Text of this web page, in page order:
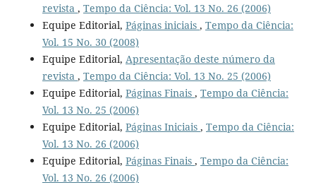
revista , Tempo da Ciência: Vol. 13 No. 26 (2006)
Equipe Editorial, Páginas iniciais , Tempo da Ciência:
Vol. 15 No. 30 (2008)
Equipe Editorial, Apresentação deste número da
revista , Tempo da Ciência: Vol. 13 No. 25 (2006)
Equipe Editorial, Páginas Finais , Tempo da Ciência:
Vol. 13 No. 25 (2006)
Equipe Editorial, Páginas Iniciais , Tempo da Ciência:
Vol. 13 No. 26 (2006)
Equipe Editorial, Páginas Finais , Tempo da Ciência:
Vol. 13 No. 26 (2006)